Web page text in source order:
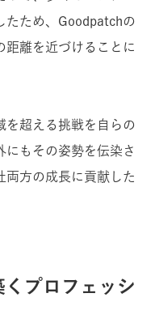
たため、Goodpatchの
距離を近づけることに
を超える挑戦を自らの
にもその姿勢を伝染さ
両方の成長に貢献した
プロフェッシ